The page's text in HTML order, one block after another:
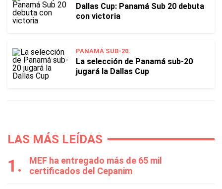
Dallas Cup: Panamá Sub 20 debuta
con victoria
PANAMÁ SUB-20.
La selección de Panamá sub-20
jugará la Dallas Cup
LAS MÁS LEÍDAS
MEF ha entregado más de 65 mil
certificados del Cepanim